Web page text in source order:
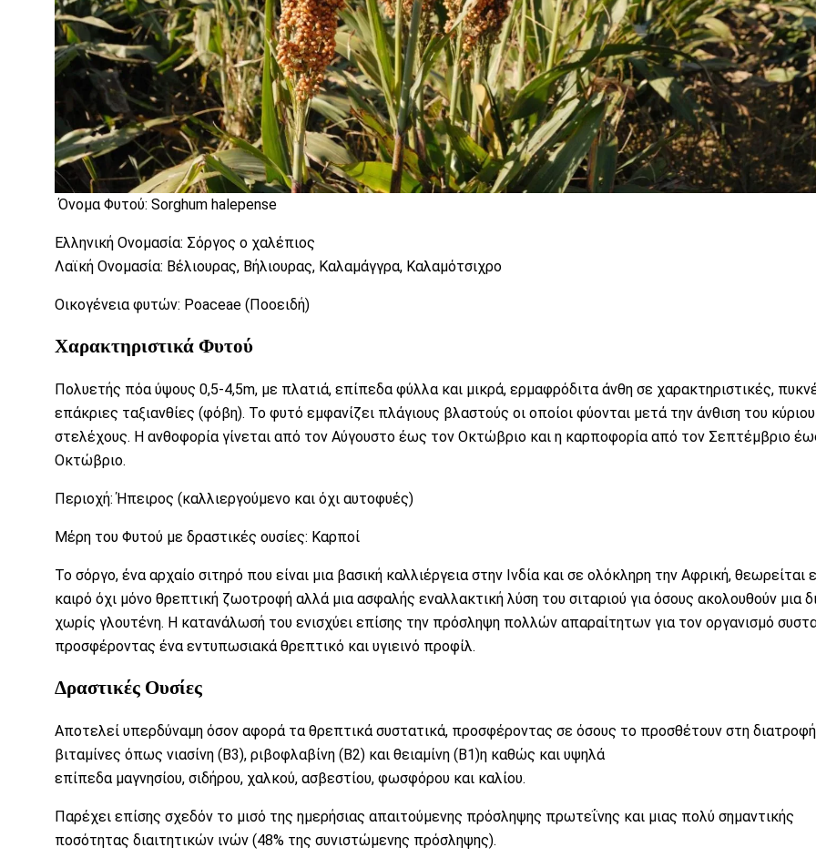
Όνομα Φυτού: Sorghum halepense
Ελληνική Ονομασία: Σόργος ο χαλέπιος
Λαϊκή Ονομασία: Βέλιουρας, Βήλιουρας, Καλαμάγγρα, Καλαμότσιχρο
Οικογένεια φυτών: Poaceae (Ποοειδή)
Χαρακτηριστικά Φυτού
Πολυετής πόα ύψους 0,5-4,5m, με πλατιά, επίπεδα φύλλα και μικρά, ερμαφρόδιτα άνθη σε χαρακτηριστικές,
επάκριες ταξιανθίες (φόβη). Το φυτό εμφανίζει πλάγιους βλαστούς οι οποίοι φύονται μετά την άνθιση του κύριου
στελέχους. Η ανθοφορία γίνεται από τον Αύγουστο έως τον Οκτώβριο και η καρποφορία από τον Σεπτέμβριο
Οκτώβριο.
Περιοχή: Ήπειρος (καλλιεργούμενο και όχι αυτοφυές)
Μέρη του Φυτού με δραστικές ουσίες: Καρποί
Το σόργο, ένα αρχαίο σιτηρό που είναι μια βασική καλλιέργεια στην Ινδία και σε ολόκληρη την Αφρική, θεωρείται
καιρό όχι μόνο θρεπτική ζωοτροφή αλλά μια ασφαλής εναλλακτική λύση του σιταριού για όσους ακολουθούν μια
χωρίς γλουτένη. Η κατανάλωσή του ενισχύει επίσης την πρόσληψη πολλών απαραίτητων για τον οργανισμό
προσφέροντας ένα εντυπωσιακά θρεπτικό και υγιεινό προφίλ.
Δραστικές Ουσίες
Αποτελεί υπερδύναμη όσον αφορά τα θρεπτικά συστατικά, προσφέροντας σε όσους το προσθέτουν στη
βιταμίνες όπως νιασίνη (Β3), ριβοφλαβίνη (Β2) και θειαμίνη (Β1)η καθώς και υψηλά
επίπεδα μαγνησίου, σιδήρου, χαλκού, ασβεστίου, φωσφόρου και καλίου.
Παρέχει επίσης σχεδόν το μισό της ημερήσιας απαιτούμενης πρόσληψης πρωτεΐνης και μιας πολύ σημαντικής
ποσότητας διαιτητικών ινών (48% της συνιστώμενης πρόσληψης).